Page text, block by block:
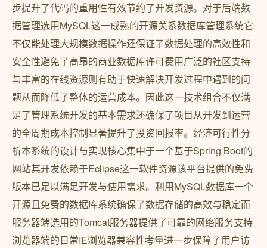
步提升了代码的重用性有效节约了开发资源。对于后端数
据管理选用MySQL这一成熟的开源关系数据库管理系统它
不仅能处理大规模数据操作还保证了数据处理的高效性和
安全性避免了高昂的商业数据库许可费用广泛的社区支持
与丰富的在线资源则有助于快速解决开发过程中遇到的问
题从而降低了整体的运营成本。因此这一技术组合不仅满
足了管理系统开发的基本需求还确保了项目从开发到运营
的全周期成本控制显著提升了投资回报率。经济可行性分
析本系统的设计与实现核心集中于一个基于Spring Boot的
网站其开发依赖于Eclipse这一软件资源该平台提供的免费
版本已足以满足开发与使用需求。利用MySQL数据库一个
开源且免费的数据库系统确保了数据存储的高效与稳定而
服务器端选用的Tomcat服务器提供了可靠的网络服务支持
浏览器端的日常IE浏览器兼容性考量进一步保障了用户访